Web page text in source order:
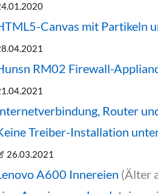
Canvas mit Partikeln
RM02 Firewall-
Router
Treiber-Installation
26.03.2021
A600 Innereien (Älter